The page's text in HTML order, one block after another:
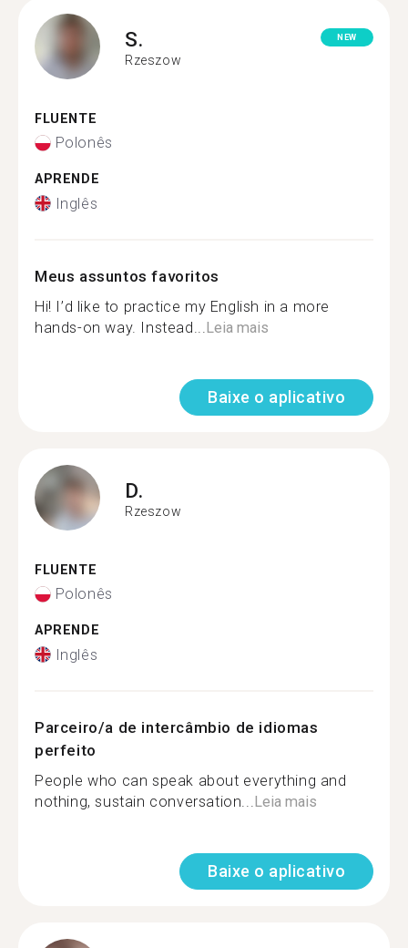
S.
Rzeszow
NEW
FLUENTE
Polonês
APRENDE
Inglês
Meus assuntos favoritos
Hi! I’d like to practice my English in a more
hands-on way. Instead... Leia mais
Baixe o aplicativo
D.
Rzeszow
FLUENTE
Polonês
APRENDE
Inglês
Parceiro/a de intercâmbio de idiomas
perfeito
People who can speak about everything and
nothing, sustain conversation... Leia mais
Baixe o aplicativo